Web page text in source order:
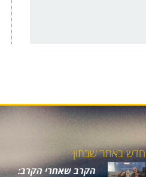
חדש באתר שבתון
הקרב שאחרי הקרב: